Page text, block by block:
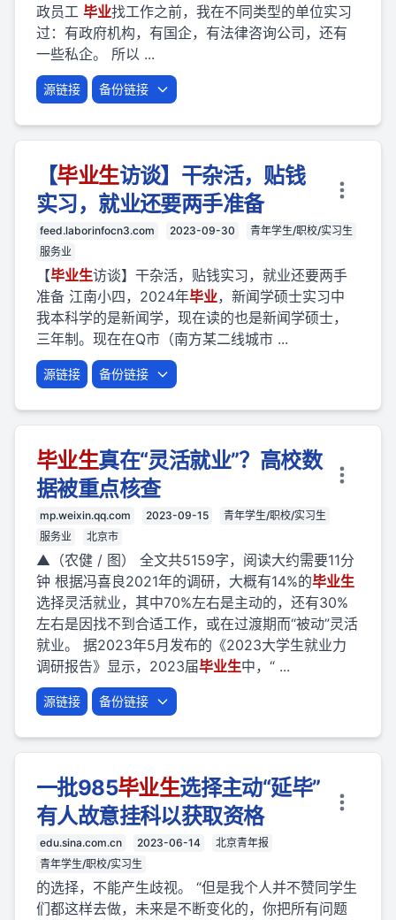
政员工 毕业找工作之前，我在不同类型的单位实习
过：有政府机构，有国企，有法律咨询公司，还有
一些私企。 所以 ...
源链接 备份链接
【毕业生访谈】干杂活，贴钱
实习，就业还要两手准备
feed.laborinfocn3.com 2023-09-30
青年学生/职校/实习生
服务业
【毕业生访谈】干杂活，贴钱实习，就业还要两手
准备 江南小四，2024年毕业，新闻学硕士实习中
我本科学的是新闻学，现在读的也是新闻学硕士，
三年制。现在在Q市（南方某二线城市 ...
源链接 备份链接
毕业生真在“灵活就业”？高校数
据被重点核查
mp.weixin.qq.com 2023-09-15
青年学生/职校/实习生
服务业
北京市
▲（农健 / 图） 全文共5159字，阅读大约需要11分
钟 根据冯喜良2021年的调研，大概有14%的毕业生
选择灵活就业，其中70%左右是主动的，还有30%
左右是因找不到合适工作，或在过渡期而“被动”灵活
就业。 据2023年5月发布的《2023大学生就业力
调研报告》显示，2023届毕业生中，“ ...
源链接 备份链接
一批985毕业生选择主动“延毕”
有人故意挂科以获取资格
edu.sina.com.cn 2023-06-14
北京青年报
青年学生/职校/实习生
的选择，不能产生歧视。 “但是我个人并不赞同学生
们都这样去做，未来是不断变化的，你把所有问题